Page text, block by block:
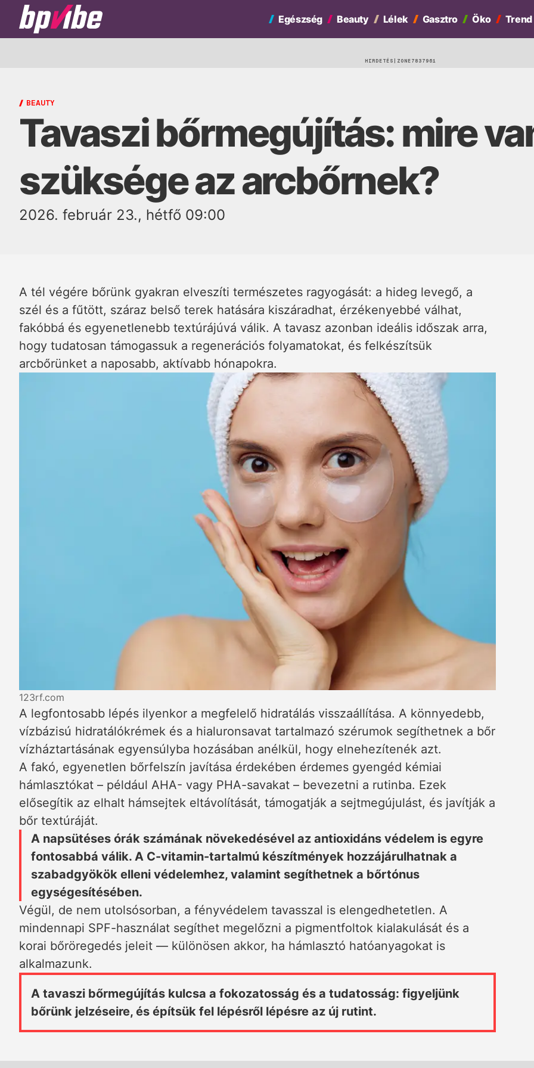
BP
Egészség Beauty Lélek Gasztro Öko
Trend
HIRDETÉS
BEAUTY
Tavaszi bőrmegújítás: mire
szüksége az arcbőrnek?
2026. február 23., hétfő 09:00
A tél végére bőrünk gyakran elveszíti természetes ragyogását: a hideg levegő, a
szél és a fűtött, száraz belső terek hatására kiszáradhat, érzékenyebbé válhat,
fakóbbá és egyenetlenebb textúrájúvá válik. A tavasz azonban ideális időszak arra,
hogy tudatosan támogassuk a regenerációs folyamatokat, és felkészítsük
arcbőrünket a naposabb, aktívabb hónapokra.
123rf.com
A legfontosabb lépés ilyenkor a megfelelő hidratálás visszaállítása. A könnyedebb,
vízbázisú hidratálókrémek és a hialuronsavat tartalmazó szérumok segíthetnek a bőr
vízháztartásának egyensúlyba hozásában anélkül, hogy elnehezítenék azt.
A fakó, egyenetlen bőrfelszín javítása érdekében érdemes gyengéd kémiai
hámlasztókat – például AHA- vagy PHA-savakat – bevezetni a rutinba. Ezek
elősegítik az elhalt hámsejtek eltávolítását, támogatják a sejtmegújulást, és javítják a
bőr textúráját.
A napsütéses órák számának növekedésével az antioxidáns védelem is egyre
fontosabbá válik. A C-vitamin-tartalmú készítmények hozzájárulhatnak a
szabadgyökök elleni védelemhez, valamint segíthetnek a bőrtónus
egységesítésében.
Végül, de nem utolsósorban, a fényvédelem tavasszal is elengedhetetlen. A
mindennapi SPF-használat segíthet megelőzni a pigmentfoltok kialakulását és a
korai bőröregedés jeleit — különösen akkor, ha hámlasztó hatóanyagokat is
alkalmazunk.
A tavaszi bőrmegújítás kulcsa a fokozatosság és a tudatosság: figyeljünk
bőrünk jelzéseire, és építsük fel lépésről lépésre az új rutint.